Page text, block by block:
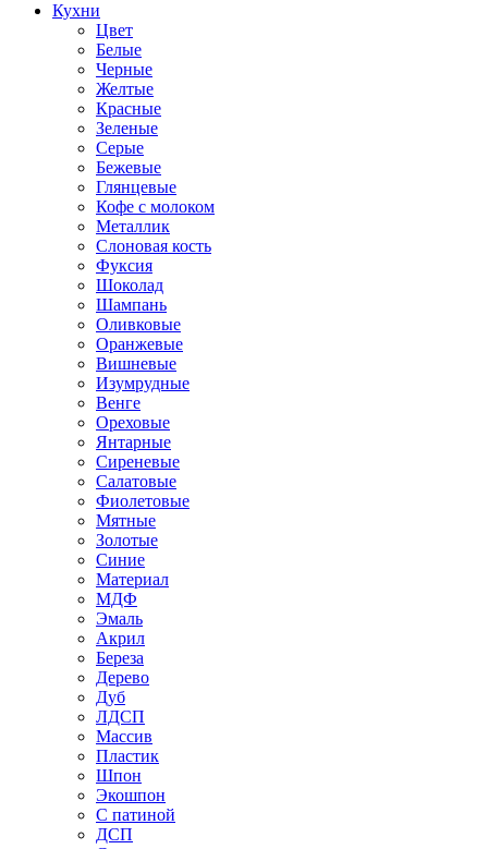
Кухни
Цвет
Белые
Черные
Желтые
Красные
Зеленые
Серые
Бежевые
Глянцевые
Кофе с молоком
Металлик
Слоновая кость
Фуксия
Шоколад
Шампань
Оливковые
Оранжевые
Вишневые
Изумрудные
Венге
Ореховые
Янтарные
Сиреневые
Салатовые
Фиолетовые
Мятные
Золотые
Синие
Материал
МДФ
Эмаль
Акрил
Береза
Дерево
Дуб
ЛДСП
Массив
Пластик
Шпон
Экошпон
С патиной
ДСП